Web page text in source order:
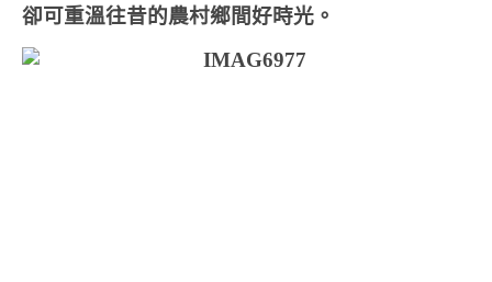
卻可重溫往昔的農村鄉間好時光。